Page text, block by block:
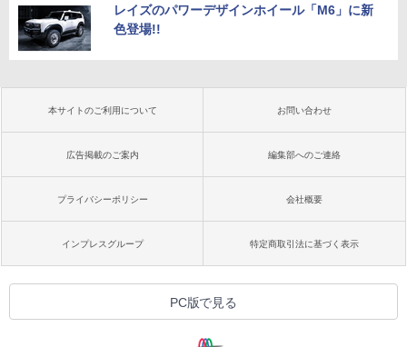
レイズのパワーデザインホイール「M6」に新
色登場!!
本サイトのご利用について お問い合わせ
広告掲載のご案内 編集部へのご連絡
プライバシーポリシー 会社概要
インプレスグループ 特定商取引法に基づく表示
PC版で見る